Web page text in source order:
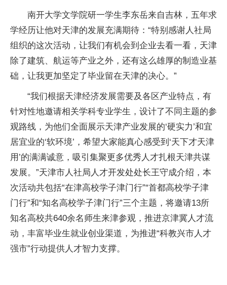
南开大学文学院研一学生李东岳来自吉林，五年求
学经历让他对天津的发展充满期待：“特别感谢人社局
组织的这次活动，让我们有机会到企业去看一看，天津
除了建筑、航运等产业之外，还有这么雄厚的制造业基
础，让我更加坚定了毕业留在天津的决心。”
“我们根据天津经济发展需要及各区产业特点，有
针对性地邀请相关学科专业学生，设计了不同主题的参
观路线，为他们全面展示天津产业发展的‘硬实力’和宜
居宜业的‘软环境’，希望大家能真心感受到‘天下才天津
用’的满满诚意，吸引集聚更多优秀人才扎根天津共谋
发展。”天津市人社局人才开发处处长王守成介绍，本
次活动共包括“在津高校学子津门行”“首都高校学子津
门行”和“知名高校学子津门行”三个主题，将邀请13所
知名高校共640余名师生来津参观，推进京津冀人才流
动，丰富毕业生就业创业渠道，为推进“科教兴市人才
强市”行动提供人才智力支撑。